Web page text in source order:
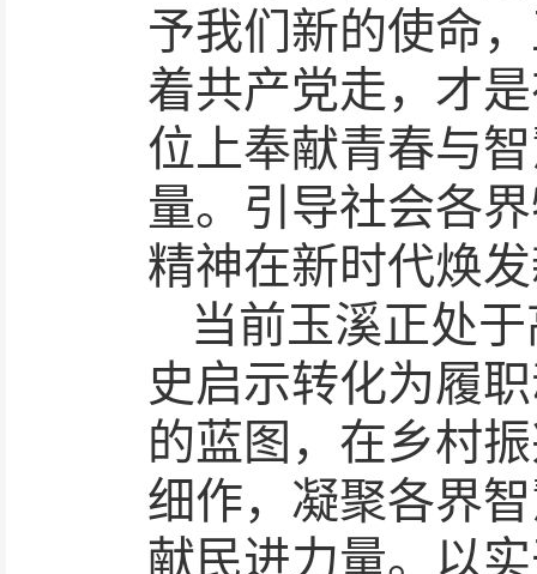
予我们新的使命
着共产党走，才
位上奉献青春与
量。引导社会各
精神在新时代焕
当前玉溪正处
史启示转化为履
的蓝图，在乡村
细作，凝聚各界
献民进力量。以